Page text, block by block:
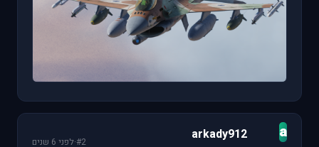
a
arkady912
#2
·לפני 6 שנים